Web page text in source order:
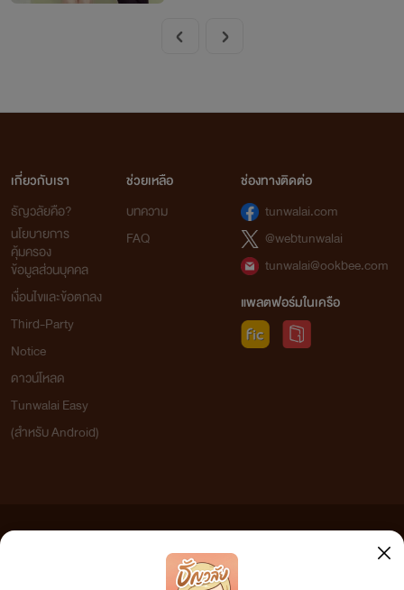
เกี่ยวกับเรา
ธัญวลัยคือ?
นโยบายการ
คุ้มครอง
ข้อมูลส่วนบุคคล
เงื่อนไขและข้อตกลง
Third-Party
Notice
ดาวน์โหลด
Tunwalai Easy
(สำหรับ Android)
ช่วยเหลือ
บทความ
FAQ
ช่องทางติดต่อ
tunwalai.com
@webtunwalai
tunwalai@ookbee.com
แพลตฟอร์มในเครือ
เว็บไซต์แห่งนี้ไม่ได้เห็นด้วยและไม่ขอรับผิดชอบต่อข้อความใดๆ ทั้งสิ้น ดังนั้นผู้อ่านทุกท่านโปรดใช้
วิจารณญาณในการกลั่นกรองด้วยตนเอง และหากท่านพบข้อความใดๆ ที่ขัดต่อกฎหมายและศีลธรรม